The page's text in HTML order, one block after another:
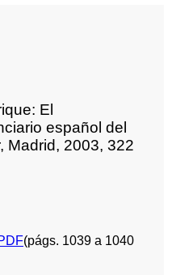
El
español del
Madrid, 2003, 322
(págs. 1039 a 1040